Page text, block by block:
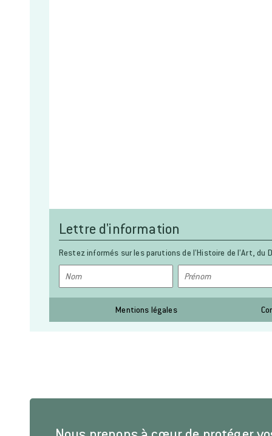
Lettre d'information
Restez informés sur les parutions de l’Histoire de l’Art, du
Mentions légales